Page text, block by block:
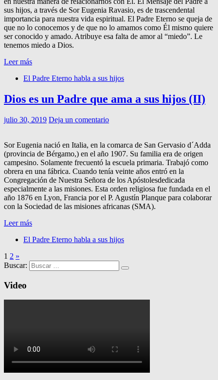
sus hijos, a través de Sor Eugenia Ravasio, es de trascendental
importancia para nuestra vida espiritual. El Padre Eterno se queja de
que no lo conocemos y de que no lo amamos como Él mismo quiere
ser conocido y amado. Atribuye esa falta de amor al “miedo”. Le
tenemos miedo a Dios.
Leer más
El Padre Eterno habla a sus hijos
Dios es un Padre que ama a sus hijos (II)
julio 30, 2019 Deja un comentario
Sor Eugenia nació en Italia, en la comarca de San Gervasio d´Adda
(provincia de Bérgamo,) en el año 1907. Su familia era de origen
campesino. Solamente frecuentó la escuela primaria. Trabajó como
obrera en una fábrica. Cuando tenía veinte años entró en la
Congregación de Nuestra Señora de los Apóstolesdedicada
especialmente a las misiones. Esta orden religiosa fue fundada en el
año 1876 en Lyon, Francia por el P. Agustín Planque para colaborar
con la Sociedad de las misiones africanas (SMA).
Leer más
El Padre Eterno habla a sus hijos
1 2 »
Buscar:
Video